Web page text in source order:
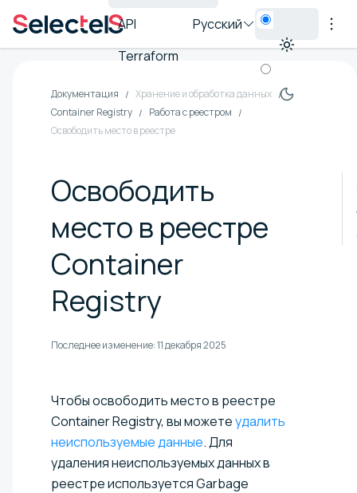
API
Terraform
Русский
Документация
Хранение и обработка данных
Container Registry
Работа с реестром
Освободить место в реестре
Освободить
место в реестре
Container
Registry
Последнее изменение:11 декабря 2025
Чтобы освободить место в реестре
Container Registry, вы можетеудалить
неиспользуемые данные. Для
удаления неиспользуемых данных в
реестре используется Garbage